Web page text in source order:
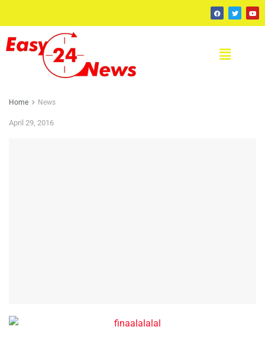
Home News
April 29, 2016